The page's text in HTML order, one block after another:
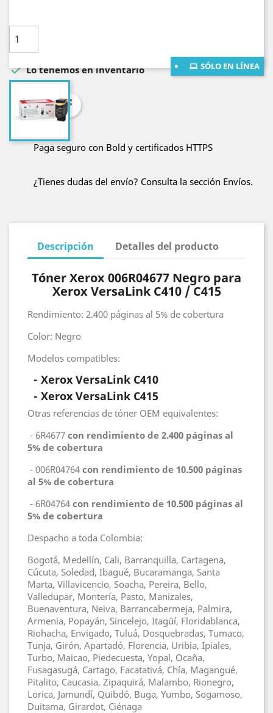
SÓLO EN LÍNEA
Lo tenemos en inventario
Compartir
Paga seguro con Bold y certificados HTTPS
¿Tienes dudas del envío? Consulta la sección Envíos.
Descripción Detalles del producto
Tóner Xerox 006R04677 Negro para
Xerox VersaLink C410 / C415
Rendimiento: 2.400 páginas al 5% de cobertura
Color: Negro
Modelos compatibles:
- Xerox VersaLink C410
- Xerox VersaLink C415
Otras referencias de tóner OEM equivalentes:
- 6R4677 con rendimiento de 2.400 páginas al
5% de cobertura
- 006R04764 con rendimiento de 10.500 páginas
al 5% de cobertura
- 6R04764 con rendimiento de 10.500 páginas al
5% de cobertura
Despacho a toda Colombia:
Bogotá, Medellín, Cali, Barranquilla, Cartagena,
Cúcuta, Soledad, Ibagué, Bucaramanga, Santa
Marta, Villavicencio, Soacha, Pereira, Bello,
Valledupar, Montería, Pasto, Manizales,
Buenaventura, Neiva, Barrancabermeja, Palmira,
Armenia, Popayán, Sincelejo, Itagüí, Floridablanca,
Riohacha, Envigado, Tuluá, Dosquebradas, Tumaco,
Tunja, Girón, Apartadó, Florencia, Uribia, Ipiales,
Turbo, Maicao, Piedecuesta, Yopal, Ocaña,
Fusagasugá, Cartago, Facatativá, Chía, Magangué,
Pitalito, Caucasia, Zipaquirá, Malambo, Rionegro,
Lorica, Jamundí, Quibdó, Buga, Yumbo, Sogamoso,
Duitama, Girardot, Ciénaga